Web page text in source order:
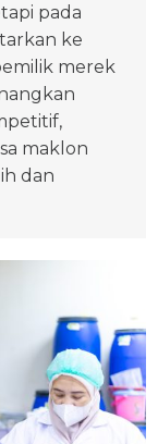
pada
ke
merek
maklon
dan